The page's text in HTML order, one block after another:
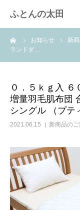
ふとんの太田
お知らせ 新
ランドダ…
０．５ｋｇ入 ６
増量羽毛肌布団
シングル （プテ
2021.06.15 新商品のご
羽毛布団のリフ
取扱商品
快眠体験
会社概要